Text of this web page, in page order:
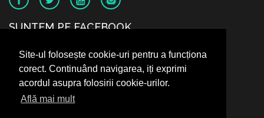
Site-ul folosește cookie-uri pentru a funcționa
corect. Continuând navigarea, iți exprimi
acordul asupra folosirii cookie-urilor.
Află mai mult
SUNTEM PE FACEBOOK